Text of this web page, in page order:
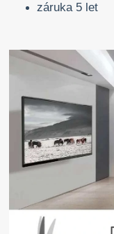
záruka 5 let